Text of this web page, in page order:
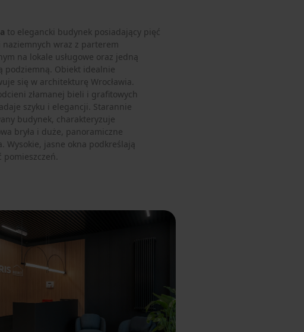
to elegancki budynek posiadający pięć
naziemnych wraz z parterem
na lokale usługowe oraz jedną
podziemną. Obiekt idealnie
się w architekturę Wrocławia.
złamanej bieli i grafitowych
szyku i elegancji. Starannie
budynek, charakteryzuje
bryła i duże, panoramiczne
Wysokie, jasne okna podkreślają
pomieszczeń.